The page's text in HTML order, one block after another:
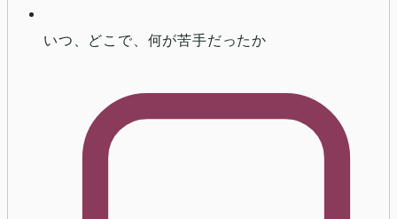
いつ、どこで、何が苦手だったか